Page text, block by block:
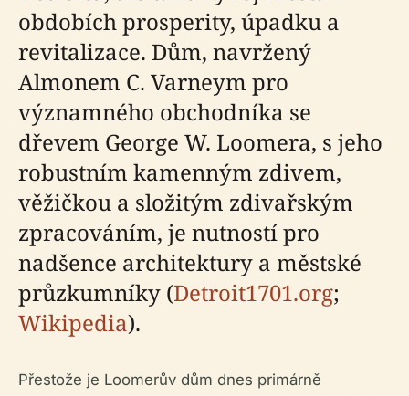
obdobích prosperity, úpadku a
revitalizace. Dům, navržený
Almonem C. Varneym pro
významného obchodníka se
dřevem George W. Loomera, s jeho
robustním kamenným zdivem,
věžičkou a složitým zdivařským
zpracováním, je nutností pro
nadšence architektury a městské
průzkumníky (Detroit1701.org;
Wikipedia).
Přestože je Loomerův dům dnes primárně